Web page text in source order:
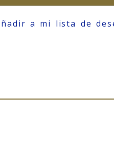
a mi lista de